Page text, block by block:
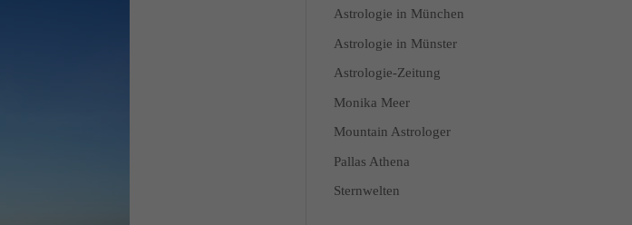
Astrologie in München
Astrologie in Münster
Astrologie-Zeitung
Monika Meer
Mountain Astrologer
Pallas Athena
Sternwelten